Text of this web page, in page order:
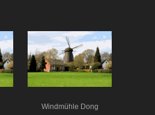
Windmühle Dong